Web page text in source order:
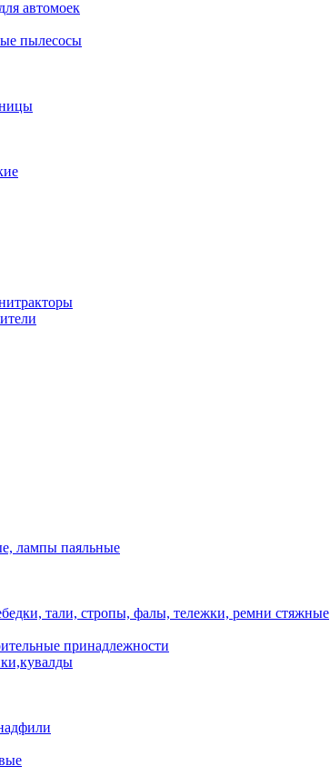
автомоек
пылесосы
лампы паяльные
тали, стропы, фалы, тележки, ремни стяжные
принадлежности